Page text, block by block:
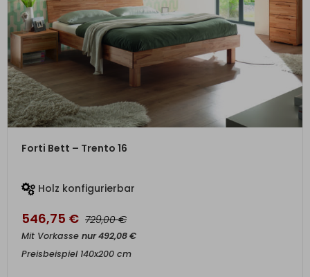
Forti Bett – Trento 16
Holz konfigurierbar
546,75 € 729,00€
Mit Vorkasse nur492,08€
Preisbeispiel 140x200 cm